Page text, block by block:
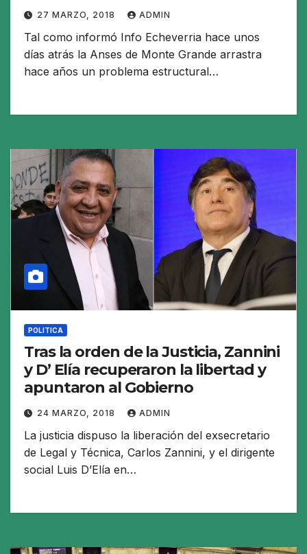
27 MARZO, 2018 ADMIN
Tal como informó Info Echeverria hace unos
días atrás la Anses de Monte Grande arrastra
hace años un problema estructural…
POLITICA
Tras la orden de la Justicia, Zannini
y D’ Elía recuperaron la libertad y
apuntaron al Gobierno
24 MARZO, 2018 ADMIN
La justicia dispuso la liberación del exsecretario
de Legal y Técnica, Carlos Zannini, y el dirigente
social Luis D’Elía en…